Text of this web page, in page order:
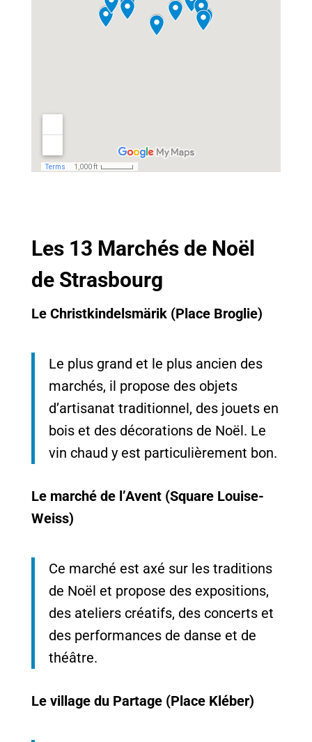
Les 13 Marchés de Noël
de Strasbourg
Le Christkindelsmärik (Place Broglie)
Le plus grand et le plus ancien des
marchés, il propose des objets
d’artisanat traditionnel, des jouets en
bois et des décorations de Noël. Le
vin chaud y est particulièrement bon.
Le marché de l’Avent (Square Louise-
Weiss)
Ce marché est axé sur les traditions
de Noël et propose des expositions,
des ateliers créatifs, des concerts et
des performances de danse et de
théâtre.
Le village du Partage (Place Kléber)